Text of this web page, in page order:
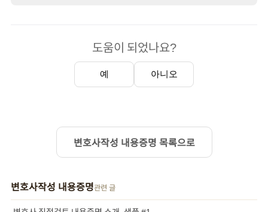
도움이 되었나요?
예 아니오
변호사작성 내용증명 목록으로
변호사작성 내용증명관련 글